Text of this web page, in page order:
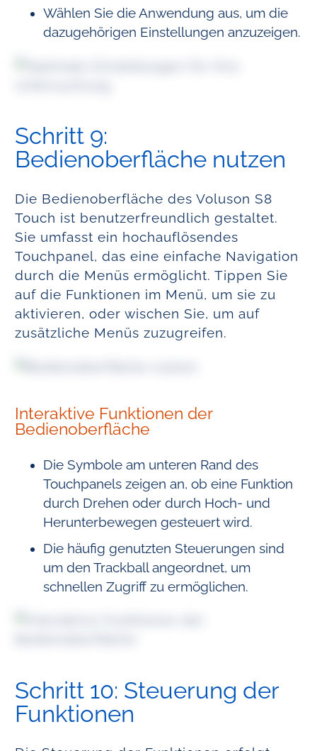
Wählen Sie die Anwendung aus, um die
dazugehörigen Einstellungen anzuzeigen.
Schritt 9:
Bedienoberfläche nutzen
Die Bedienoberfläche des Voluson S8
Touch ist benutzerfreundlich gestaltet.
Sie umfasst ein hochauflösendes
Touchpanel, das eine einfache Navigation
durch die Menüs ermöglicht. Tippen Sie
auf die Funktionen im Menü, um sie zu
aktivieren, oder wischen Sie, um auf
zusätzliche Menüs zuzugreifen.
Interaktive Funktionen der
Bedienoberfläche
Die Symbole am unteren Rand des
Touchpanels zeigen an, ob eine Funktion
durch Drehen oder durch Hoch- und
Herunterbewegen gesteuert wird.
Die häufig genutzten Steuerungen sind
um den Trackball angeordnet, um
schnellen Zugriff zu ermöglichen.
Schritt 10: Steuerung der
Funktionen